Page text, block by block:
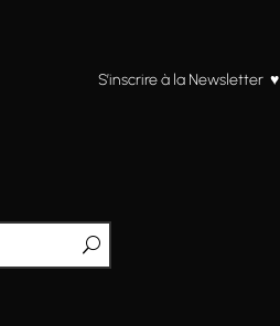
S’inscrire à la Newsletter ♥